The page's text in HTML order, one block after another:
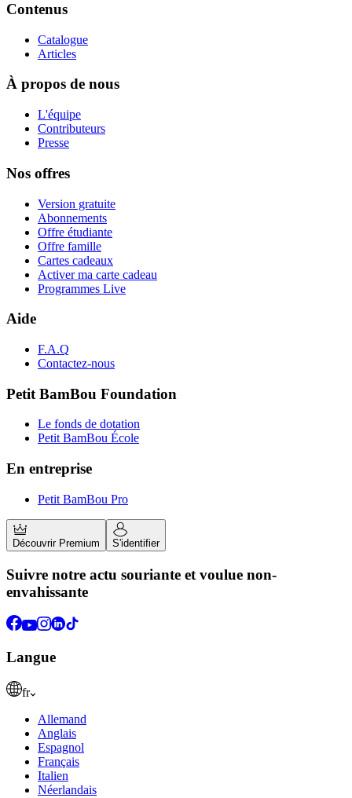
Contenus
Catalogue
Articles
À propos de nous
L'équipe
Contributeurs
Presse
Nos offres
Version gratuite
Abonnements
Offre étudiante
Offre famille
Cartes cadeaux
Activer ma carte cadeau
Programmes Live
Aide
F.A.Q
Contactez-nous
Petit BamBou Foundation
Le fonds de dotation
Petit BamBou École
En entreprise
Petit BamBou Pro
Découvrir Premium S'identifier
Suivre notre actu souriante et voulue non-
envahissante
Langue
fr
Allemand
Anglais
Espagnol
Français
Italien
Néerlandais